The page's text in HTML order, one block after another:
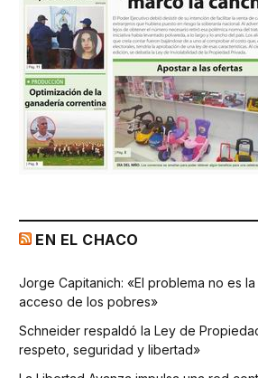
EN EL CHACO
Jorge Capitanich: «El problema no es
acceso de los pobres»
Schneider respaldó la Ley de
respeto, seguridad y libertad»